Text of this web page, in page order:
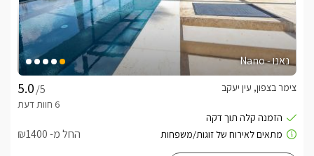
נאנו - Nano
/5
צימר בצפון, עין יעקב
החל מ- ₪1400